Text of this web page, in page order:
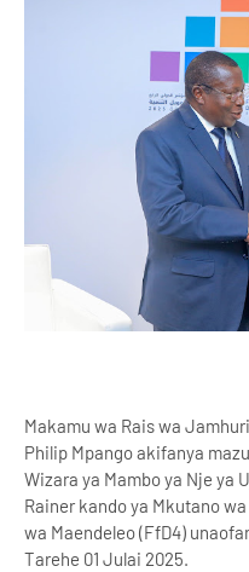
Makamu wa Rais wa
Philip Mpango akifanya
Wizara ya Mambo ya Nje ya
Rainer kando ya Mkutano
wa Maendeleo (FfD4)
Tarehe 01 Julai 2025.